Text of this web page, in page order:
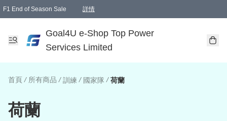
F1 End of Season Sale 詳情
Goal4U e-Shop Top Power
Services Limited
首頁 / 所有商品 / 訓練 / 國家隊 / 荷蘭
荷蘭